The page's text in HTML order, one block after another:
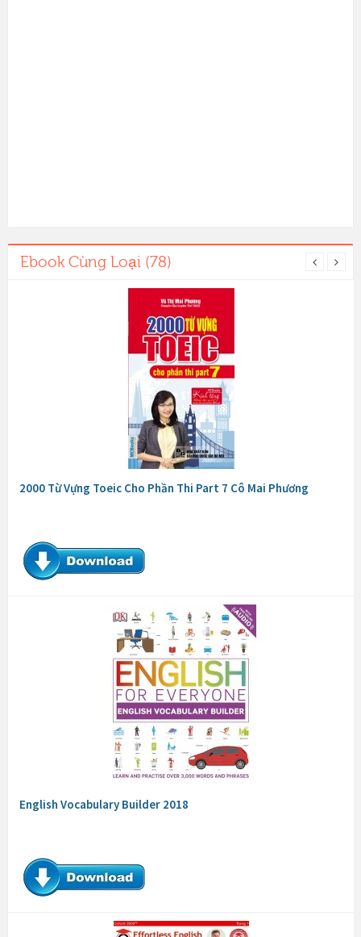
Ebook Cùng Loại (78)
2000 Từ Vựng Toeic Cho Phần Thi Part 7 Cô Mai Phương
English Vocabulary Builder 2018